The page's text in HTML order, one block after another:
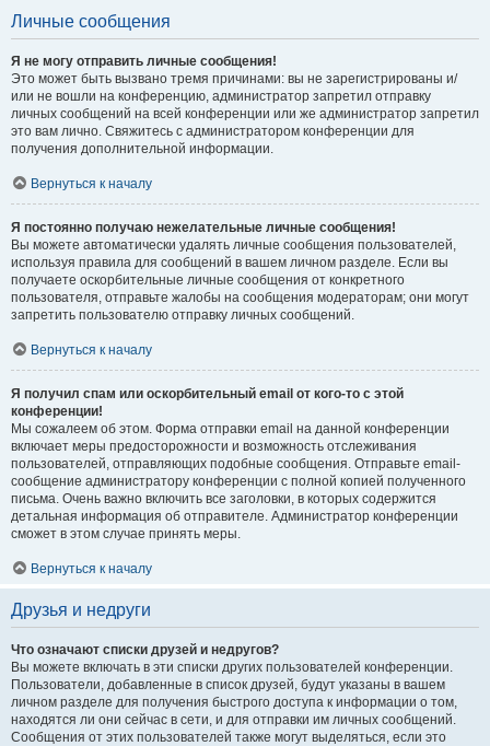
Личные сообщения
Я не могу отправить личные сообщения!
Это может быть вызвано тремя причинами: вы не зарегистрированы и/
или не вошли на конференцию, администратор запретил отправку
личных сообщений на всей конференции или же администратор запретил
это вам лично. Свяжитесь с администратором конференции для
получения дополнительной информации.
Вернуться к началу
Я постоянно получаю нежелательные личные сообщения!
Вы можете автоматически удалять личные сообщения пользователей,
используя правила для сообщений в вашем личном разделе. Если вы
получаете оскорбительные личные сообщения от конкретного
пользователя, отправьте жалобы на сообщения модераторам; они могут
запретить пользователю отправку личных сообщений.
Вернуться к началу
Я получил спам или оскорбительный email от кого-то с этой
конференции!
Мы сожалеем об этом. Форма отправки email на данной конференции
включает меры предосторожности и возможность отслеживания
пользователей, отправляющих подобные сообщения. Отправьте email-
сообщение администратору конференции с полной копией полученного
письма. Очень важно включить все заголовки, в которых содержится
детальная информация об отправителе. Администратор конференции
сможет в этом случае принять меры.
Вернуться к началу
Друзья и недруги
Что означают списки друзей и недругов?
Вы можете включать в эти списки других пользователей конференции.
Пользователи, добавленные в список друзей, будут указаны в вашем
личном разделе для получения быстрого доступа к информации о том,
находятся ли они сейчас в сети, и для отправки им личных сообщений.
Сообщения от этих пользователей также могут выделяться, если это